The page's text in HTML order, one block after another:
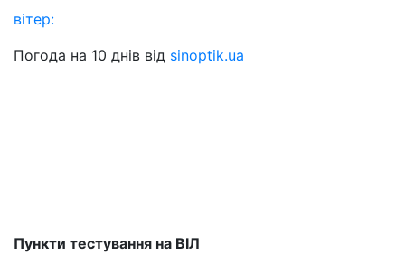
вітер:
Погода на 10 днів від sinoptik.ua
Пункти тестування на ВІЛ